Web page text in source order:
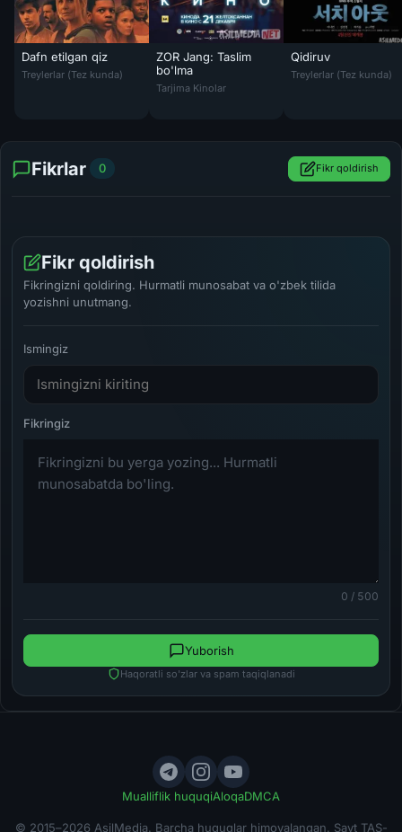
Dafn etilgan qiz
Dafn etilgan qiz / O'lgan qiz Uzbek tilida O'zbekcha tarjima kino
Treylerlar (Tez kunda)
ZOR Jang: Taslim
bo'lma
ZOR Jang: Taslim bo'lma Qozoq Filmi
Tarjima Kinolar
Qidiruv
Qidiruv / Xonaki
Treylerlar (Tez kunda)
Fikrlar 0 Fikr qoldirish
Fikr qoldirish
Fikringizni qoldiring. Hurmatli munosabat va o'zbek tilida
yozishni unutmang.
Ismingiz
0 / 500
Haqoratli so'zlar va spam taqiqlanadi
Yuborish
Mualliflik huquqiAloqaDMCA
© 2015–2026 AsilMedia. Barcha huquqlar himoyalangan. Sayt TAS-